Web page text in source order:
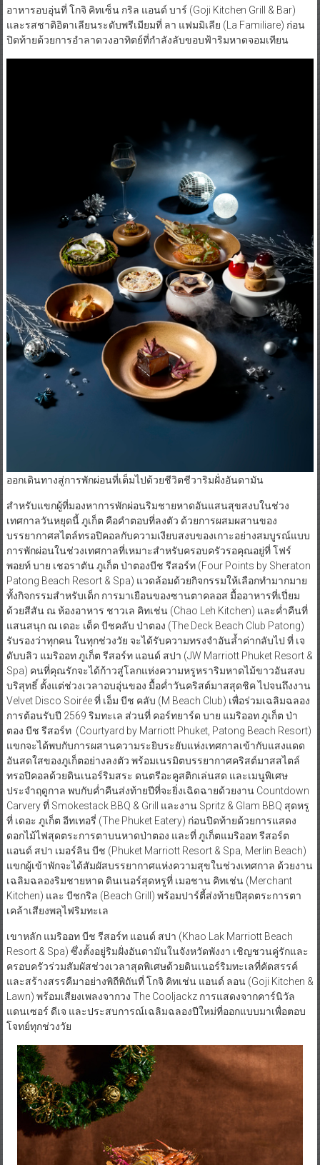
อาหารอบอุ่นที่ โกจิ คิทเซ็น กริล แอนด์ บาร์ (Goji Kitchen Grill & Bar)
และรสชาติอิตาเลียนระดับพรีเมียมที่ ลา แฟมมิเลีย (La Familiare) ก่อน
ปิดท้ายด้วยการอำลาดวงอาทิตย์ที่กำลังลับขอบฟ้าริมหาดจอมเทียน
ออกเดินทางสู่การพักผ่อนที่เต็มไปด้วยชีวิตชีวาริมฝั่งอันดามัน
สำหรับแขกผู้ที่มองหาการพักผ่อนริมชายหาดอันแสนสุขสงบในช่วง
เทศกาลวันหยุดนี้ ภูเก็ต คือคำตอบที่ลงตัว ด้วยการผสมผสานของ
บรรยากาศสไตล์ทรอปิคอลกับความเงียบสงบของเกาะอย่างสมบูรณ์แบบ
การพักผ่อนในช่วงเทศกาลที่เหมาะสำหรับครอบครัวรอคุณอยู่ที่ โฟร์
พอยท์ บาย เชอราตัน ภูเก็ต ป่าตองบีช รีสอร์ท (Four Points by Sheraton
Patong Beach Resort & Spa) แวดล้อมด้วยกิจกรรมให้เลือกทำมากมาย
ทั้งกิจกรรมสำหรับเด็ก การมาเยือนของซานตาคลอส มื้ออาหารที่เปี่ยม
ด้วยสีสัน ณ ห้องอาหาร ชาวเล คิทเช่น (Chao Leh Kitchen) และค่ำคืนที่
แสนสนุก ณ เดอะ เด็ค บีชคลับ ป่าตอง (The Deck Beach Club Patong)
รับรองว่าทุกคน ในทุกช่วงวัย จะได้รับความทรงจำอันล้ำค่ากลับไป ที่ เจ
ดับบลิว แมริออท ภูเก็ต รีสอร์ท แอนด์ สปา (JW Marriott Phuket Resort &
Spa) คนที่คุณรักจะได้ก้าวสู่โลกแห่งความหรูหราริมหาดไม้ขาวอันสงบ
บริสุทธิ์ ตั้งแต่ช่วงเวลาอบอุ่นของ มื้อค่ำวันคริสต์มาสสุดชิค ไปจนถึงงาน
Velvet Disco Soirée ที่ เอ็ม บีช คลับ (M Beach Club) เพื่อร่วมเฉลิมฉลอง
การต้อนรับปี 2569 ริมทะเล ส่วนที่ คอร์ทยาร์ด บาย แมริออท ภูเก็ต ป่า
ตอง บีช รีสอร์ท (Courtyard by Marriott Phuket, Patong Beach Resort)
แขกจะได้พบกับการผสานความระยิบระยับแห่งเทศกาลเข้ากับแสงแดด
อันสดใสของภูเก็ตอย่างลงตัว พร้อมเนรมิตบรรยากาศคริสต์มาสสไตล์
ทรอปิคอลด้วยดินเนอร์ริมสระ ดนตรีอะคูสติกเล่นสด และเมนูพิเศษ
ประจำฤดูกาล พบกับค่ำคืนส่งท้ายปีที่จะยิ่งเฉิดฉายด้วยงาน Countdown
Carvery ที่ Smokestack BBQ & Grill และงาน Spritz & Glam BBQ สุดหรู
ที่ เดอะ ภูเก็ต อีทเทอรี่ (The Phuket Eatery) ก่อนปิดท้ายด้วยการแสดง
ดอกไม้ไฟสุดตระการตาบนหาดป่าตอง และที่ ภูเก็ตแมริออท รีสอร์ต
แอนด์ สปา เมอร์ลิน บีช (Phuket Marriott Resort & Spa, Merlin Beach)
แขกผู้เข้าพักจะได้สัมผัสบรรยากาศแห่งความสุขในช่วงเทศกาล ด้วยงาน
เฉลิมฉลองริมชายหาด ดินเนอร์สุดหรูที่ เมอชาน คิทเช่น (Merchant
Kitchen) และ บีชกริล (Beach Grill) พร้อมปาร์ตี้ส่งท้ายปีสุดตระการตา
เคล้าเสียงพลุไฟริมทะเล
เขาหลัก แมริออท บีช รีสอร์ท แอนด์ สปา (Khao Lak Marriott Beach
Resort & Spa) ซึ่งตั้งอยู่ริมฝั่งอันดามันในจังหวัดพังงา เชิญชวนคู่รักและ
ครอบครัวร่วมสัมผัสช่วงเวลาสุดพิเศษด้วยดินเนอร์ริมทะเลที่คัดสรรค์
และสร้างสรรคืมาอย่างพิถีพิถันที่ โกจิ คิทเช่น แอนด์ ลอน (Goji Kitchen &
Lawn) พร้อมเสียงเพลงจากวง The Cooljackz การแสดงจากคาร์นิวัล
แดนเซอร์ ดีเจ และประสบการณ์เฉลิมฉลองปีใหม่ที่ออกแบบมาเพื่อตอบ
โจทย์ทุกช่วงวัย